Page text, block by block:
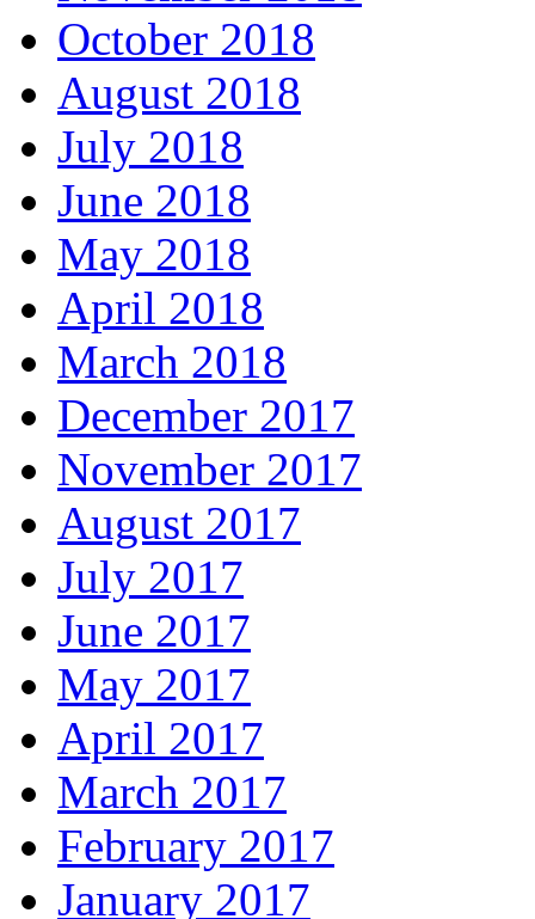
October 2018
August 2018
July 2018
June 2018
May 2018
April 2018
March 2018
December 2017
November 2017
August 2017
July 2017
June 2017
May 2017
April 2017
March 2017
February 2017
January 2017